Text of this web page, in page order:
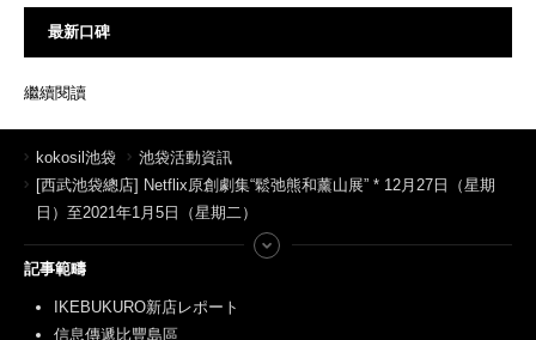
最新口碑
繼續閱讀
kokosil池袋
池袋活動資訊
[西武池袋總店] Netflix原創劇集“鬆弛熊和薰山展” * 12月27日（星期
日）至2021年1月5日（星期二）
記事範疇
IKEBUKURO新店レポート
信息傳遞比豐島區